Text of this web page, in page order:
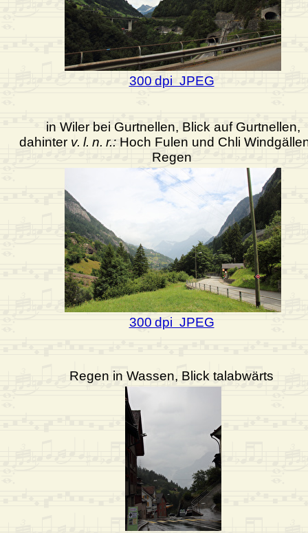
300 dpi JPEG
in Wiler bei Gurtnellen, Blick auf Gurtnellen,
dahinter v. l. n. r.:Hoch Fulen und Chli
Regen
300 dpi JPEG
Regen in Wassen, Blick talabwärts